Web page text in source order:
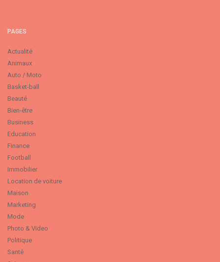
PAGES
Actualité
Animaux
Auto / Moto
Basket-ball
Beauté
Bien-être
Business
Education
Finance
Football
Immobilier
Location de voiture
Maison
Marketing
Mode
Photo & Video
Politique
Santé